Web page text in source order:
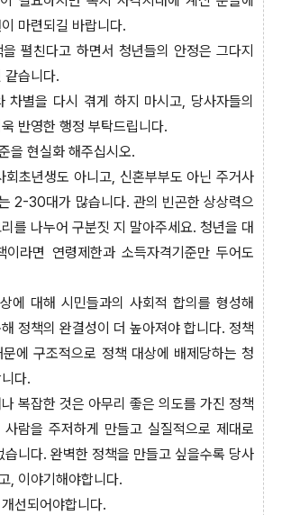
마련되길 바랍니다.
펼친다고 하면서 청년들의 안정은 그다지
같습니다.
차별을 다시 겪게 하지 마시고, 당사자들의
반영한 행정 부탁드립니다.
을 현실화 해주십시오.
회초년생도 아니고, 신혼부부도 아닌 주거사
2-30대가 많습니다. 관의 빈곤한 상상력으
를 나누어 구분짓 지 말아주세요. 청년을 대
이라면 연령제한과 소득자격기준만 두어도
에 대해 시민들과의 사회적 합의를 형성해
정책의 완결성이 더 높아져야 합니다. 정책
에 구조적으로 정책 대상에 배제당하는 청
다.
복잡한 것은 아무리 좋은 의도를 가진 정책
사람을 주저하게 만들고 실질적으로 제대로
습니다. 완벽한 정책을 만들고 싶을수록 당사
, 이야기해야합니다.
선되어야합니다.